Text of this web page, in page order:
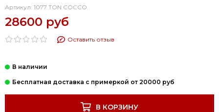
Артикул: 1077 TON COCCO
28600 руб
Оставить отзыв
В КОРЗИНУ